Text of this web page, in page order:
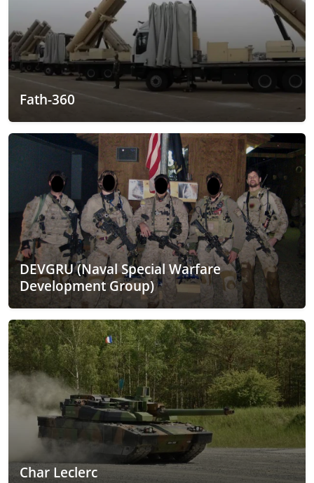
Fath-360
DEVGRU (Naval Special Warfare
Development Group)
Char Leclerc